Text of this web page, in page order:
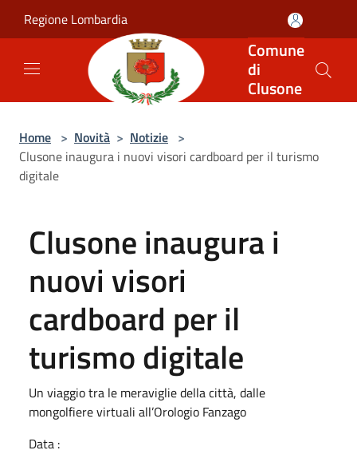
Regione Lombardia
Comune
di
Clusone
Home > Novità > Notizie >
Clusone inaugura i nuovi visori cardboard per il turismo
digitale
Clusone inaugura i
nuovi visori
cardboard per il
turismo digitale
Un viaggio tra le meraviglie della città, dalle
mongolfiere virtuali all’Orologio Fanzago
Data :